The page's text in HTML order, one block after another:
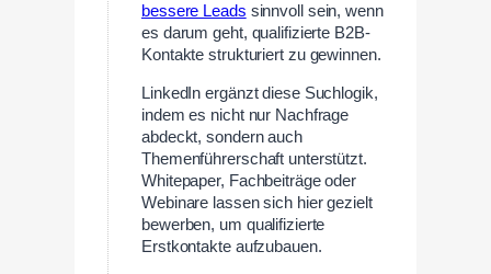
bessere Leads sinnvoll sein, wenn
es darum geht, qualifizierte B2B-
Kontakte strukturiert zu gewinnen.
LinkedIn ergänzt diese Suchlogik,
indem es nicht nur Nachfrage
abdeckt, sondern auch
Themenführerschaft unterstützt.
Whitepaper, Fachbeiträge oder
Webinare lassen sich hier gezielt
bewerben, um qualifizierte
Erstkontakte aufzubauen.